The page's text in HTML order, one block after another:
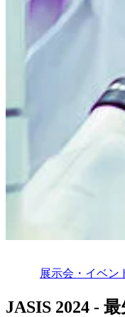
展示会・イベン
JASIS 2024 -